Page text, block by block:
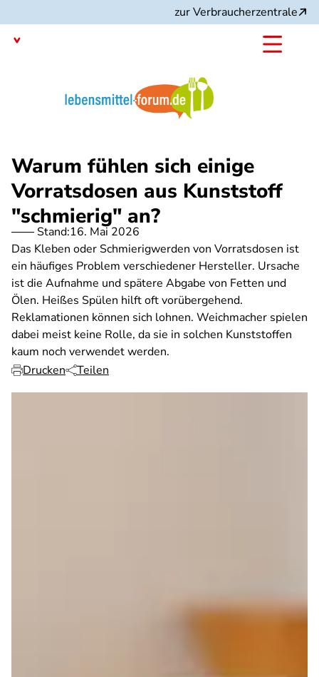
zum
Inhalt
zur Verbraucherzentrale
Warum fühlen sich einige
Vorratsdosen aus Kunststoff
"schmierig" an?
Stand:16. Mai 2026
Das Kleben oder Schmierigwerden von Vorratsdosen ist
ein häufiges Problem verschiedener Hersteller. Ursache
ist die Aufnahme und spätere Abgabe von Fetten und
Ölen. Heißes Spülen hilft oft vorübergehend.
Reklamationen können sich lohnen. Weichmacher spielen
dabei meist keine Rolle, da sie in solchen Kunststoffen
kaum noch verwendet werden.
Drucken
Teilen